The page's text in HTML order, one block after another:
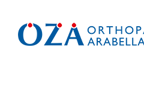
springen